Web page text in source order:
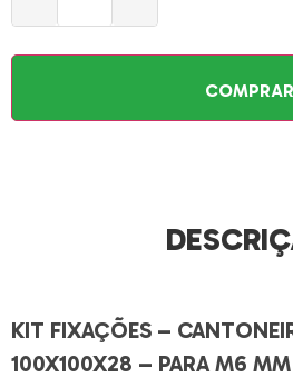
COMPRAR
KIT FIXAÇÕES –
100X100X28 – PARA M6